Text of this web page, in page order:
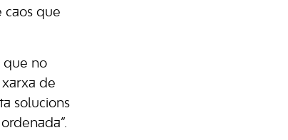
caos que
que no
de
solucions